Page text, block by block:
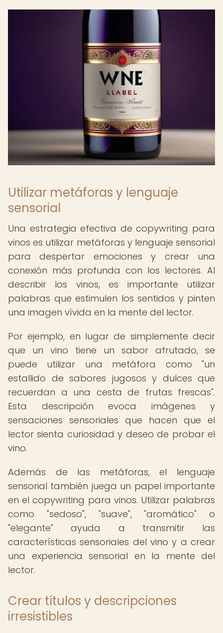
Utilizar metáforas y lenguaje
sensorial
Una estrategia efectiva de copywriting para
vinos es utilizar metáforas y lenguaje sensorial
para despertar emociones y crear una
conexión más profunda con los lectores. Al
describir los vinos, es importante utilizar
palabras que estimulen los sentidos y pinten
una imagen vívida en la mente del lector.
Por ejemplo, en lugar de simplemente decir
que un vino tiene un sabor afrutado, se
puede utilizar una metáfora como "un
estallido de sabores jugosos y dulces que
recuerdan a una cesta de frutas frescas".
Esta descripción evoca imágenes y
sensaciones sensoriales que hacen que el
lector sienta curiosidad y deseo de probar el
vino.
Además de las metáforas, el lenguaje
sensorial también juega un papel importante
en el copywriting para vinos. Utilizar palabras
como "sedoso", "suave", "aromático" o
"elegante" ayuda a transmitir las
características sensoriales del vino y a crear
una experiencia sensorial en la mente del
lector.
Crear títulos y descripciones
irresistibles